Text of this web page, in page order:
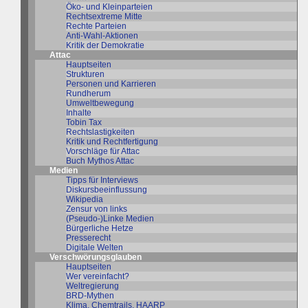
Öko- und Kleinparteien
Rechtsextreme Mitte
Rechte Parteien
Anti-Wahl-Aktionen
Kritik der Demokratie
Attac
Hauptseiten
Strukturen
Personen und Karrieren
Rundherum
Umweltbewegung
Inhalte
Tobin Tax
Rechtslastigkeiten
Kritik und Rechtfertigung
Vorschläge für Attac
Buch Mythos Attac
Medien
Tipps für Interviews
Diskursbeeinflussung
Wikipedia
Zensur von links
(Pseudo-)Linke Medien
Bürgerliche Hetze
Presserecht
Digitale Welten
Verschwörungsglauben
Hauptseiten
Wer vereinfacht?
Weltregierung
BRD-Mythen
Klima, Chemtrails, HAARP